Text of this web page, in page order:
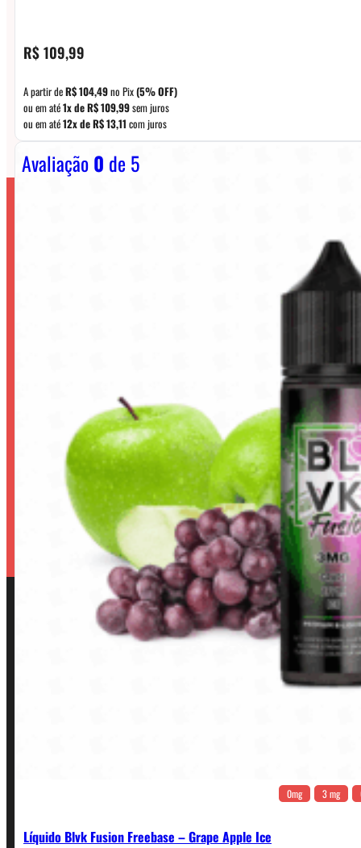
R$109,99
A partir deR$104,49no Pix(5% OFF)
ou em até1x deR$109,99sem juros
ou em até12x deR$13,11 com juros
Avaliação0 de 5
0mg 3 mg
Líquido Blvk Fusion Freebase – Grape Apple Ice